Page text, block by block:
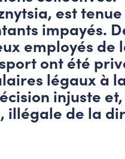
est
impayés.
employés de
ont été
légaux à
injuste
illégale de la